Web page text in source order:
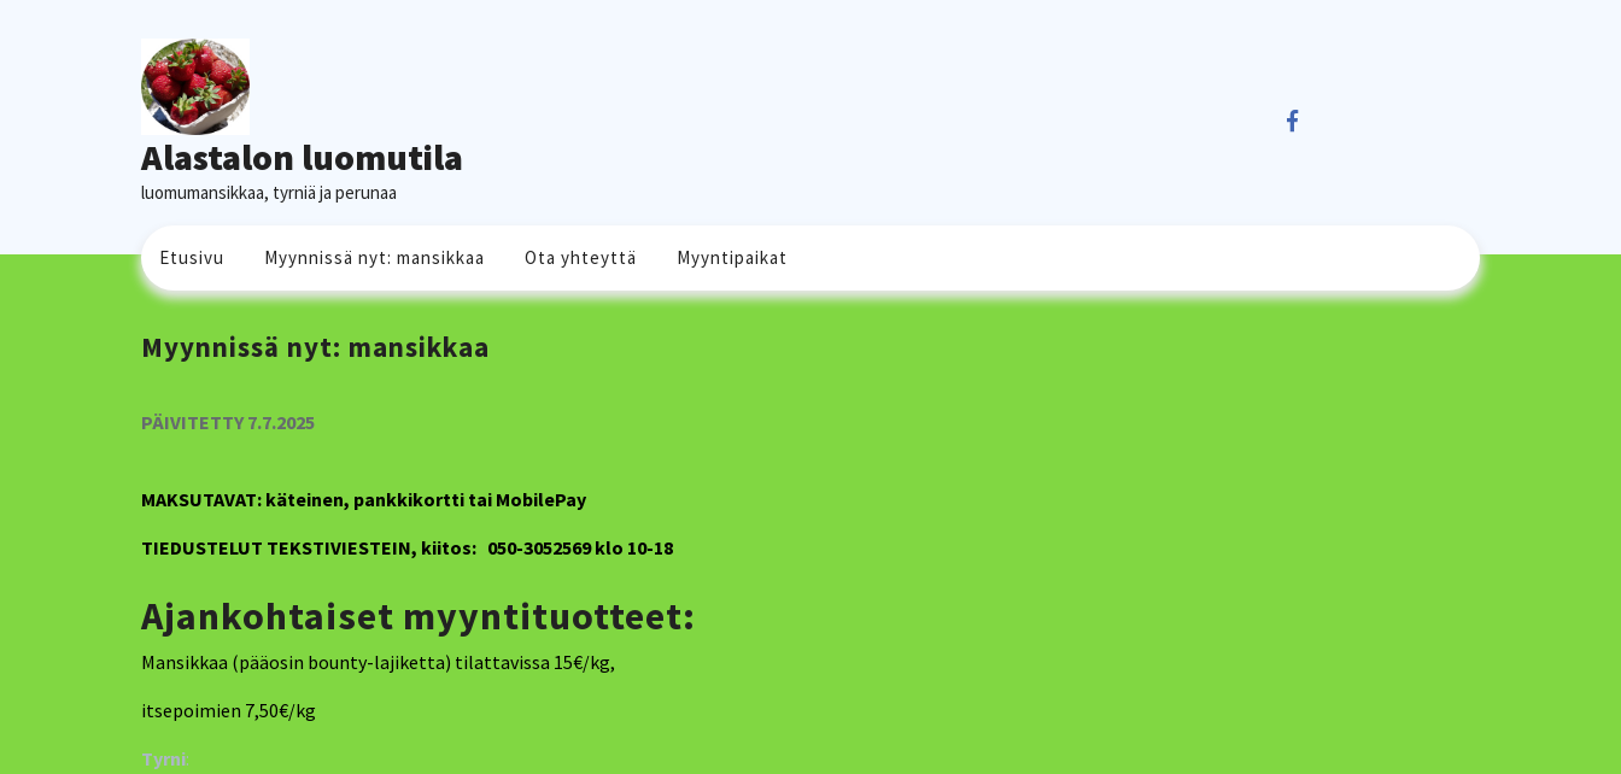
Alastalon luomutila
luomumansikkaa, tyrniä ja perunaa
Etusivu Myynnissä nyt: mansikkaa Ota yhteyttä Myyntipaikat
Myynnissä nyt: mansikkaa
PÄIVITETTY 7.7.2025
MAKSUTAVAT: käteinen, pankkikortti tai MobilePay
TIEDUSTELUT TEKSTIVIESTEIN, kiitos: 050-3052569 klo 10-18
Ajankohtaiset myyntituotteet:
Mansikkaa (pääosin bounty-lajiketta) tilattavissa 15€/kg,
itsepoimien 7,50€/kg
Tyrni: